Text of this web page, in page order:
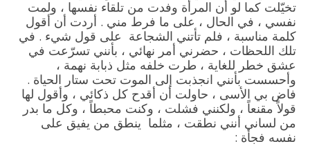
تخيّلت كما لو أن المرأة وفدت من تلقاء نفسها ، ولمت
نفسي ، في الحال ، على ما فرط مني . أردت أن أقول
كلمة مناسبة ، فلم تأتني الشجاعة على قول شيء . في
تلك اللحظات ، حضرني أمر نهائي ، بأنني تسرّعت في
عشق خطر للغاية ، طرت خلفه مثل ذبابة نهمة ،
وأحسست بأنني انجذبت إلى الموت تحت ستار الحياة .
فاض بي الأسى ، حاولت أن أقدح كل ذكائي ، وأقول لها
قولاً مقنعاً ، ولكنني فشلت ، وكنت محبطاً ، وكل ما بدر
من لساني أنني نطقت ، مثلما ينطق من يفيق على
نفسه فجأة :